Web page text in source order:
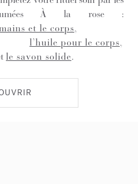
À la rose :
et le corps
l’huile pour le corps
le savon solide.